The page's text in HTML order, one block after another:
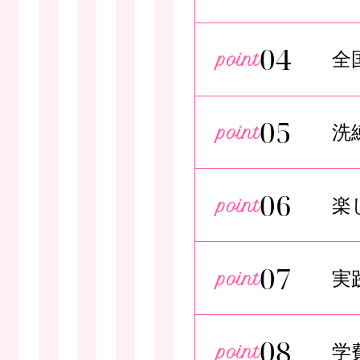
04
全
05 洗
06 楽
07 実
08 学